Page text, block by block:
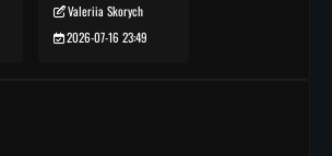
Valeriia Skorych
2026-07-16 23:49